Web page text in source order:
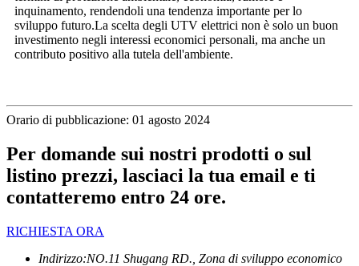
inquinamento, rendendoli una tendenza importante per lo
sviluppo futuro.La scelta degli UTV elettrici non è solo un buon
investimento negli interessi economici personali, ma anche un
contributo positivo alla tutela dell'ambiente.
Orario di pubblicazione: 01 agosto 2024
Per domande sui nostri prodotti o sul
listino prezzi, lasciaci la tua email e ti
contatteremo entro 24 ore.
RICHIESTA ORA
Indirizzo:NO.11 Shugang RD., Zona di sviluppo economico